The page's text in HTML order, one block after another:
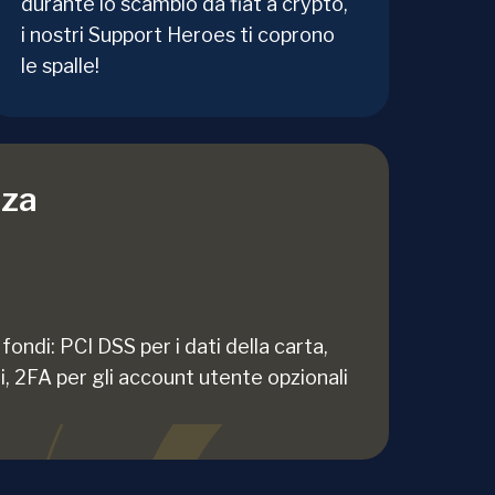
i nostri Support Heroes ti coprono
le spalle!
PCI DSS per i dati della carta,
2FA per gli account utente opzionali